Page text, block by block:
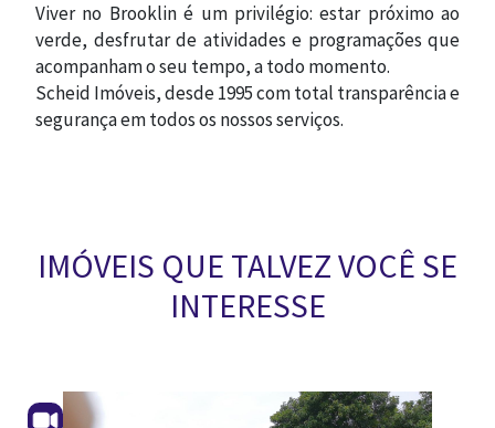
Viver no Brooklin é um privilégio: estar próximo ao
verde, desfrutar de atividades e programações que
acompanham o seu tempo, a todo momento.
Scheid Imóveis, desde 1995 com total transparência e
segurança em todos os nossos serviços.
IMÓVEIS QUE TALVEZ VOCÊ SE
INTERESSE